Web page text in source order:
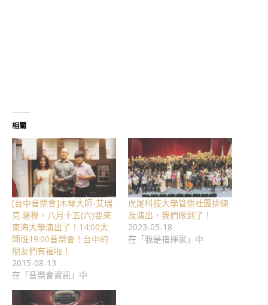
相關
[台中音樂會]木琴大師-艾瑞
克.薩穆，八月十五(六)要來
東海大學演出了！14:00大
師班19:00音樂會！台中的
朋友們有福啦！
2015-08-13
在「音樂會資訊」中
虎尾科技大學管樂社團排練
及演出，我們做到了！
2023-05-18
在「我是指揮家」中